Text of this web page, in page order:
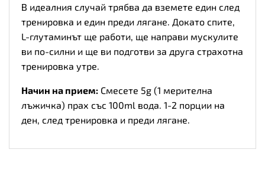
В идеалния случай трябва да вземете един след
тренировка и един преди лягане. Докато спите,
L-глутаминът ще работи, ще направи мускулите
ви по-силни и ще ви подготви за друга страхотна
тренировка утре.
Начин на прием: Смесете 5g (1 мерителна
лъжичка) прах със 100ml вода. 1-2 порции на
ден, след тренировка и преди лягане.